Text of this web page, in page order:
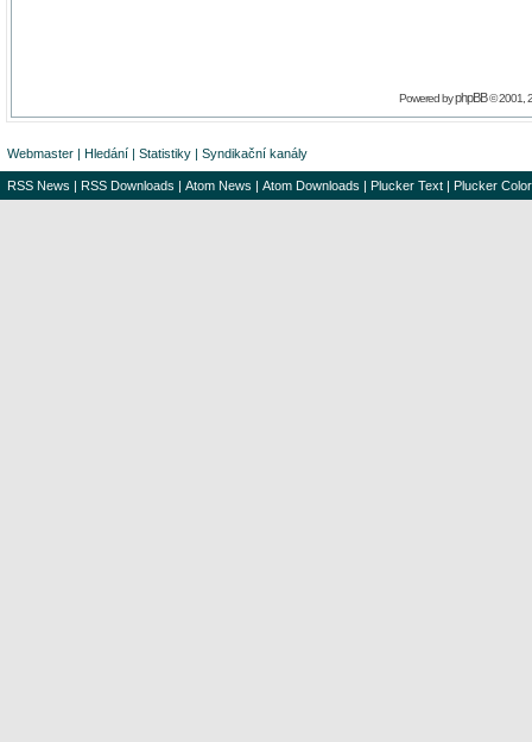
Powered byphpBB© 2001,
Webmaster | Hledání | Statistiky | Syndikační kanály
RSS News | RSS Downloads | Atom News | Atom Downloads | Plucker Text | Plucker Color